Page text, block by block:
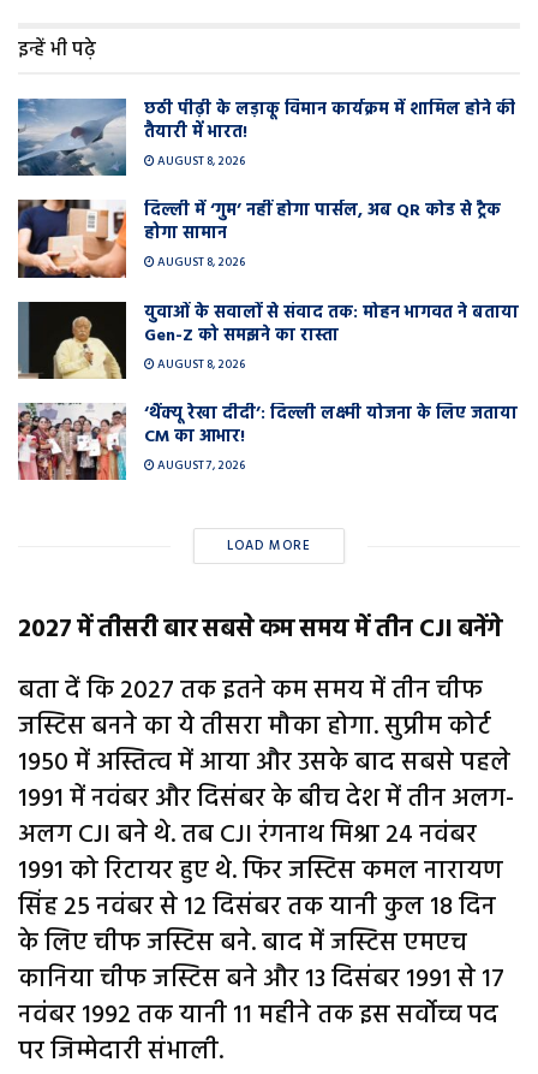
इन्हें भी पढ़े
छठी पीढ़ी के लड़ाकू विमान कार्यक्रम में शामिल होने की
तैयारी में भारत!
AUGUST 8, 2026
दिल्ली में ‘गुम’ नहीं होगा पार्सल, अब QR कोड से ट्रैक
होगा सामान
AUGUST 8, 2026
युवाओं के सवालों से संवाद तक: मोहन भागवत ने बताया
Gen-Z को समझने का रास्ता
AUGUST 8, 2026
‘थैंक्यू रेखा दीदी’: दिल्ली लक्ष्मी योजना के लिए जताया
CM का आभार!
AUGUST 7, 2026
LOAD MORE
2027 में तीसरी बार सबसे कम समय में तीन CJI बनेंगे
बता दें कि 2027 तक इतने कम समय में तीन चीफ
जस्टिस बनने का ये तीसरा मौका होगा. सुप्रीम कोर्ट
1950 में अस्तित्व में आया और उसके बाद सबसे पहले
1991 में नवंबर और दिसंबर के बीच देश में तीन अलग-
अलग CJI बने थे. तब CJI रंगनाथ मिश्रा 24 नवंबर
1991 को रिटायर हुए थे. फिर जस्टिस कमल नारायण
सिंह 25 नवंबर से 12 दिसंबर तक यानी कुल 18 दिन
के लिए चीफ जस्टिस बने. बाद में जस्टिस एमएच
कानिया चीफ जस्टिस बने और 13 दिसंबर 1991 से 17
नवंबर 1992 तक यानी 11 महीने तक इस सर्वोच्च पद
पर जिम्मेदारी संभाली.